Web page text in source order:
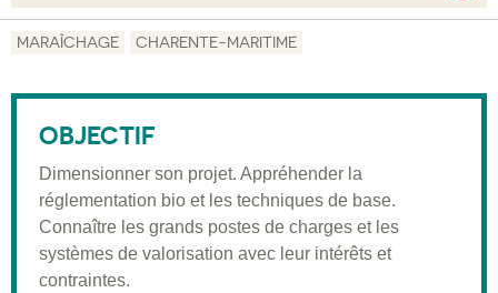
Objectif
Validation
Moyens pédagogiques
MARAÎCHAGE CHARENTE-MARITIME
OBJECTIF
Dimensionner son projet. Appréhender la
réglementation bio et les techniques de base.
Connaître les grands postes de charges et les
systèmes de valorisation avec leur intérêts et
contraintes.